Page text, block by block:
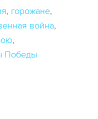
горожане
война
Победы